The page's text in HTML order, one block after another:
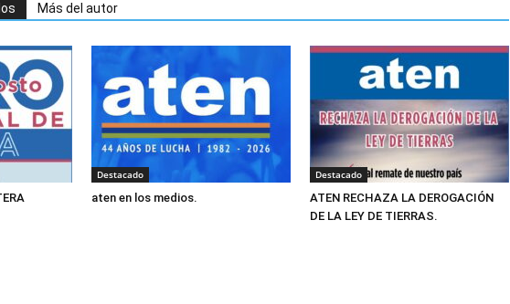
Más del autor
Destacado
aten en los medios.
Destacado
ATEN RECHAZA LA DEROGACIÓN
DE LA LEY DE TIERRAS.